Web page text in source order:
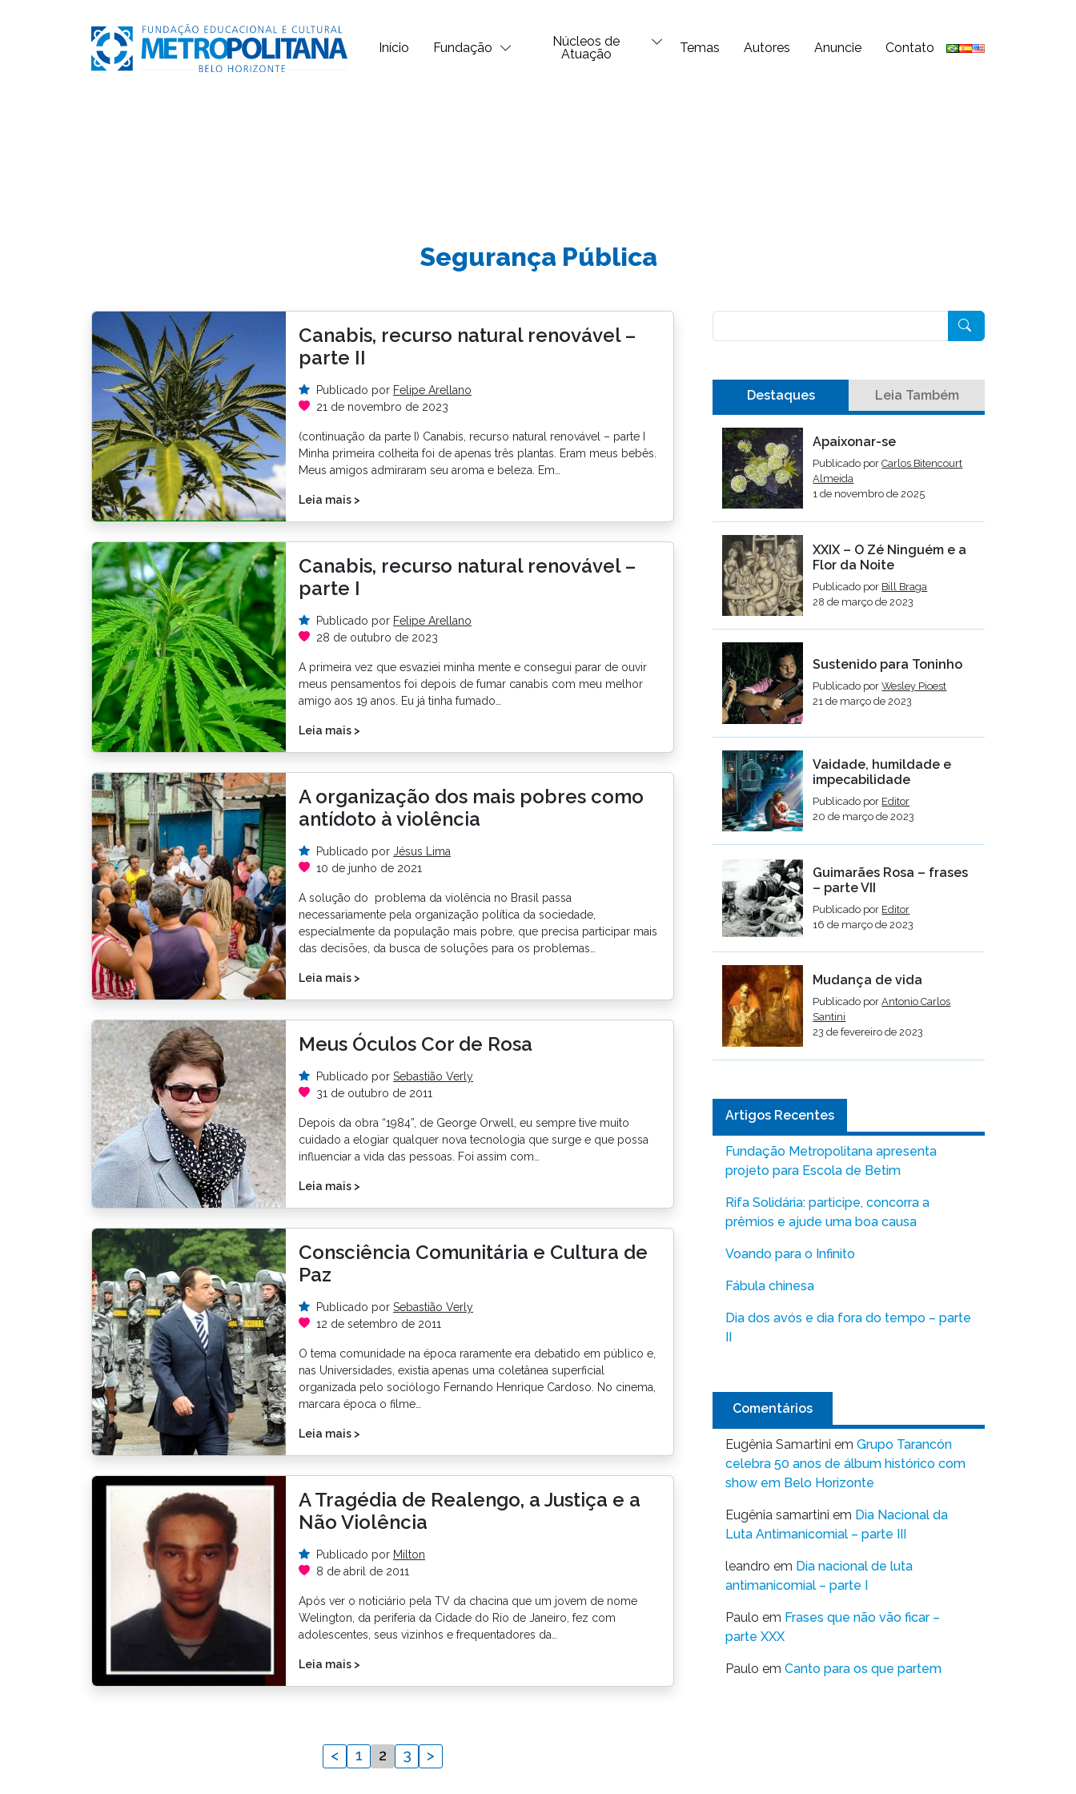
Início Fundação
Núcleos de
Atuação
Temas Autores Anuncie Contato
Segurança Pública
Canabis, recurso natural renovável –
parte II
Publicado por Felipe Arellano
21 de novembro de 2023
(continuação da parte I) Canabis, recurso natural renovável – parte I
Minha primeira colheita foi de apenas três plantas. Eram meus bebês.
Meus amigos admiraram seu aroma e beleza. Em…
Leia mais >
Canabis, recurso natural renovável –
parte I
Publicado por Felipe Arellano
28 de outubro de 2023
A primeira vez que esvaziei minha mente e consegui parar de ouvir
meus pensamentos foi depois de fumar canabis com meu melhor
amigo aos 19 anos. Eu já tinha fumado…
Leia mais >
A organização dos mais pobres como
antídoto à violência
Publicado por Jésus Lima
10 de junho de 2021
A solução do problema da violência no Brasil passa
necessariamente pela organização política da sociedade,
especialmente da população mais pobre, que precisa participar mais
das decisões, da busca de soluções para os problemas…
Leia mais >
Meus Óculos Cor de Rosa
Publicado por Sebastião Verly
31 de outubro de 2011
Depois da obra “1984”, de George Orwell, eu sempre tive muito
cuidado a elogiar qualquer nova tecnologia que surge e que possa
influenciar a vida das pessoas. Foi assim com…
Leia mais >
Consciência Comunitária e Cultura de
Paz
Publicado por Sebastião Verly
12 de setembro de 2011
O tema comunidade na época raramente era debatido em público e,
nas Universidades, existia apenas uma coletânea superficial
organizada pelo sociólogo Fernando Henrique Cardoso. No cinema,
marcara época o filme…
Leia mais >
A Tragédia de Realengo, a Justiça e a
Não Violência
Publicado por Milton
8 de abril de 2011
Após ver o noticiário pela TV da chacina que um jovem de nome
Welington, da periferia da Cidade do Rio de Janeiro, fez com
adolescentes, seus vizinhos e frequentadores da…
Leia mais >
< 1 2 3 >
Destaques Leia Também
Apaixonar-se
Publicado porCarlos Bitencourt
Almeida
1 de novembro de 2025
XXIX – O Zé Ninguém e a
Flor da Noite
Publicado por Bill Braga
28 de março de 2023
Sustenido para Toninho
Publicado porWesley Pioest
21 de março de 2023
Vaidade, humildade e
impecabilidade
Publicado por Editor
20 de março de 2023
Guimarães Rosa – frases
– parte VII
Publicado por Editor
16 de março de 2023
Mudança de vida
Publicado porAntonio Carlos
Santini
23 de fevereiro de 2023
Artigos Recentes
Fundação Metropolitana apresenta
projeto para Escola de Betim
Rifa Solidária: participe, concorra a
prêmios e ajude uma boa causa
Voando para o Infinito
Fábula chinesa
Dia dos avós e dia fora do tempo – parte
II
Comentários
Eugênia Samartini em Grupo Tarancón
celebra 50 anos de álbum histórico com
show em Belo Horizonte
Eugênia samartini em Dia Nacional da
Luta Antimanicomial – parte III
leandro em Dia nacional de luta
antimanicomial – parte I
Paulo em Frases que não vão ficar –
parte XXX
Paulo em Canto para os que partem